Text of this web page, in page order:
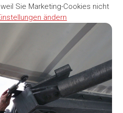
Sie Marketing-Cookies nicht
ändern